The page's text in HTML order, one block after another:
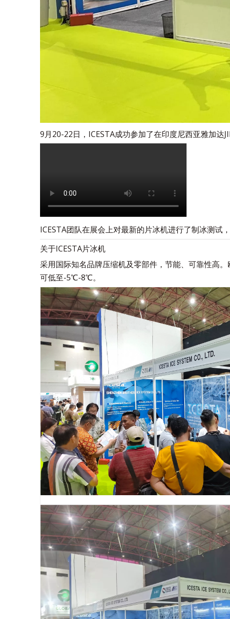
9月20-22日，ICESTA成功参加了在印度尼西亚雅加
ICESTA团队在展会上对最新的片冰机进行了制冰测试
关于ICESTA片冰机
采用国际知名品牌压缩机及零部件，节能、可靠性高
可低至-5℃-8℃。